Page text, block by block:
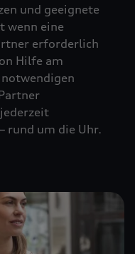
und geeignete
wenn eine
erforderlich
Hilfe am
rund um die Uhr.